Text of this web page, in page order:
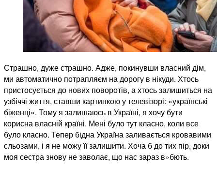
Страшно, дуже страшно. Адже, покинувши власний дім,
ми автоматично потрапляєм на дорогу в нікуди. Хтось
пристосується до нових поворотів, а хтось залишиться на
узбіччі життя, ставши картинкою у телевізорі: «українські
біженці». Тому я залишаюсь в Україні, я хочу бути
корисна власній країні. Мені було тут класно, коли все
було класно. Тепер бідна Україна заливається кровавими
сльозами, і я не можу її залишити. Хоча б до тих пір, доки
моя сестра знову не заволає, що нас зараз в»бють.